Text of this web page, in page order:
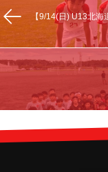
【9/14(日) U13北